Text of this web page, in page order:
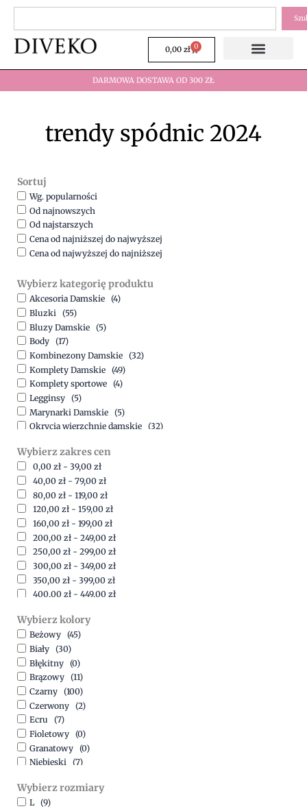
Przejdź
treści
0,00 zł 0
Wózek
DARMOWA DOSTAWA OD 300 ZŁ
trendy spódnic 2024
Sortuj
Wg. popularności
Od najnowszych
Od najstarszych
Cena od najniższej do najwyższej
Cena od najwyższej do najniższej
Wybierz kategorię produktu
Akcesoria Damskie (4)
Bluzki (55)
Bluzy Damskie (5)
Body (17)
Kombinezony Damskie (32)
Komplety Damskie (49)
Komplety sportowe (4)
Legginsy (5)
Marynarki Damskie (5)
Okrycia wierzchnie damskie (32)
Spodnie (15)
Sukienki (41)
Swetry Damskie (19)
Szorty (7)
Wybierz zakres cen
0,00 zł - 39,00 zł
40,00 zł - 79,00 zł
80,00 zł - 119,00 zł
120,00 zł - 159,00 zł
160,00 zł - 199,00 zł
200,00 zł - 249,00 zł
250,00 zł - 299,00 zł
300,00 zł - 349,00 zł
350,00 zł - 399,00 zł
400,00 zł - 449,00 zł
500,00zł-1500,00
Wybierz kolory
Beżowy (45)
Biały (30)
Błękitny (0)
Brązowy (11)
Czarny (100)
Czerwony (2)
Ecru
(7)
Fioletowy (0)
Granatowy (0)
Niebieski (7)
Pomarańczowy
(2)
Różowy
Wybierz rozmiary
L (9)